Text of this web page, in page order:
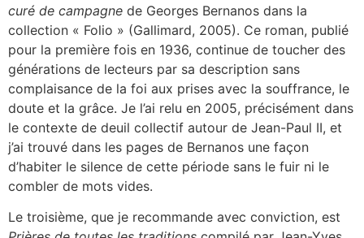
curé de campagne de Georges Bernanos dans la
collection « Folio » (Gallimard, 2005). Ce roman, publié
pour la première fois en 1936, continue de toucher des
générations de lecteurs par sa description sans
complaisance de la foi aux prises avec la souffrance, le
doute et la grâce. Je l’ai relu en 2005, précisément dans
le contexte de deuil collectif autour de Jean-Paul II, et
j’ai trouvé dans les pages de Bernanos une façon
d’habiter le silence de cette période sans le fuir ni le
combler de mots vides.
Le troisième, que je recommande avec conviction, est